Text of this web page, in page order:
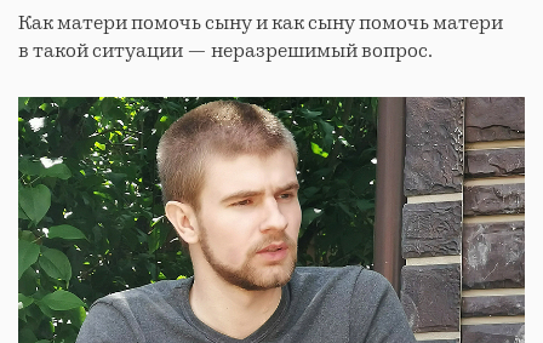
Как матери помочь сыну и как сыну помочь матери
в такой ситуации — неразрешимый вопрос.